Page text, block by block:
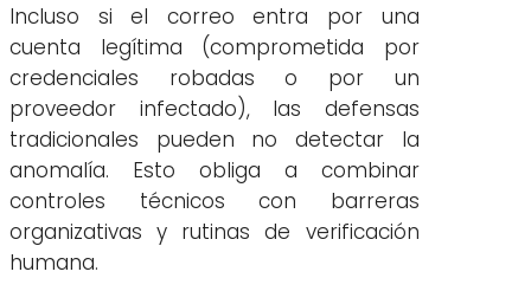
Incluso si el correo entra por una
cuenta legítima (comprometida por
credenciales robadas o por un
proveedor infectado), las defensas
tradicionales pueden no detectar la
anomalía. Esto obliga a combinar
controles técnicos con barreras
organizativas y rutinas de verificación
humana.